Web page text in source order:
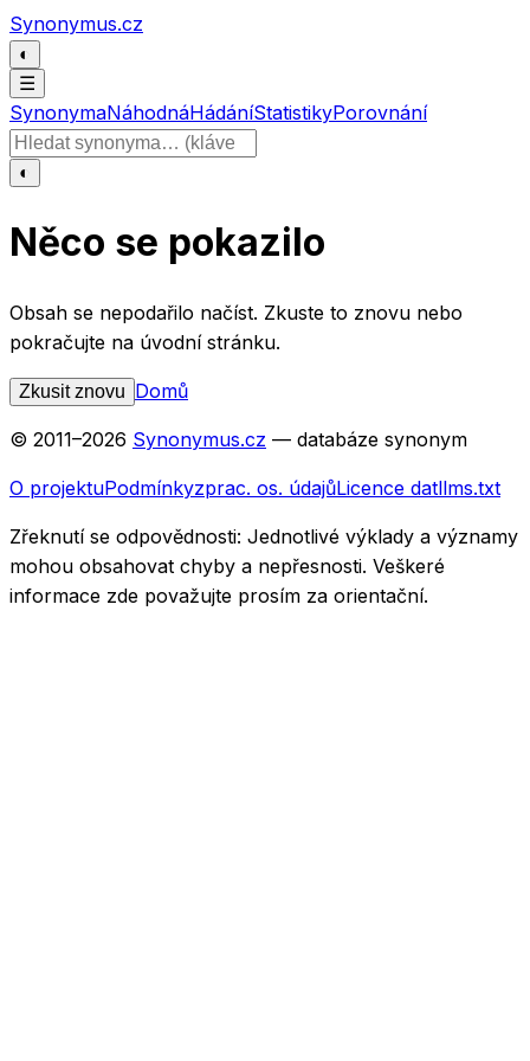
Přeskočit na obsah
Synonymus.cz
◐
☰
SynonymaNáhodnáHádáníStatistikyPorovnání
Hledat slovo
◐
Něco se pokazilo
Obsah se nepodařilo načíst. Zkuste to znovu nebo
pokračujte na úvodní stránku.
Zkusit znovu Domů
© 2011–2026 Synonymus.cz — databáze synonym
O projektuPodmínkyzprac. os. údajůLicence datllms.txt
Zřeknutí se odpovědnosti: Jednotlivé výklady a významy
mohou obsahovat chyby a nepřesnosti. Veškeré
informace zde považujte prosím za orientační.